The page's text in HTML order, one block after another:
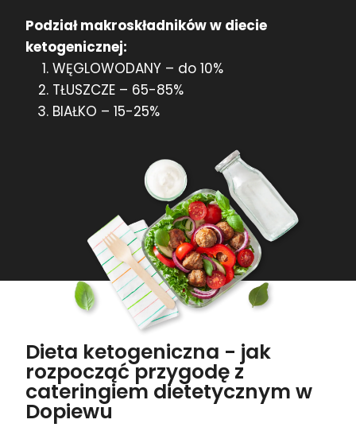
Podział makroskładników w diecie
ketogenicznej:
WĘGLOWODANY – do 10%
TŁUSZCZE – 65-85%
BIAŁKO – 15-25%
Dieta ketogeniczna - jak
rozpocząć przygodę z
cateringiem dietetycznym w
Dopiewu